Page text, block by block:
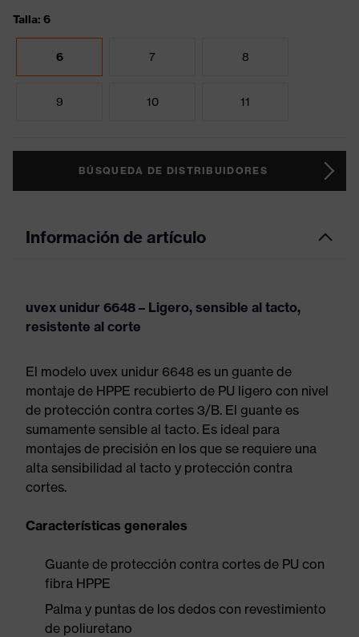
Talla: 6
6 7 8
9 10 11
BÚSQUEDA DE DISTRIBUIDORES
Información de artículo
uvex unidur 6648 – Ligero, sensible al tacto,
resistente al corte
El modelo uvex unidur 6648 es un guante de
montaje de HPPE recubierto de PU ligero con nivel
de protección contra cortes 3/B. El guante es
sumamente sensible al tacto. Es ideal para
montajes de precisión en los que se requiere una
alta sensibilidad al tacto y protección contra
cortes.
Características generales
Guante de protección contra cortes de PU con
fibra HPPE
Palma y puntas de los dedos con revestimiento
de poliuretano